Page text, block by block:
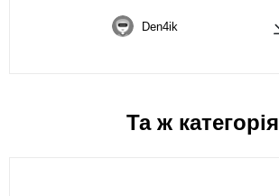
Den4ik
Та ж категорія